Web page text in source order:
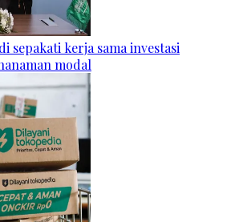
sepakati kerja sama investasi
modal